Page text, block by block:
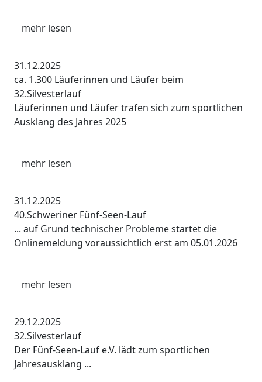
mehr lesen
31.12.2025
ca. 1.300 Läuferinnen und Läufer beim
32.Silvesterlauf
Läuferinnen und Läufer trafen sich zum sportlichen
Ausklang des Jahres 2025
mehr lesen
31.12.2025
40.Schweriner Fünf-Seen-Lauf
... auf Grund technischer Probleme startet die
Onlinemeldung voraussichtlich erst am 05.01.2026
mehr lesen
29.12.2025
32.Silvesterlauf
Der Fünf-Seen-Lauf e.V. lädt zum sportlichen
Jahresausklang ...